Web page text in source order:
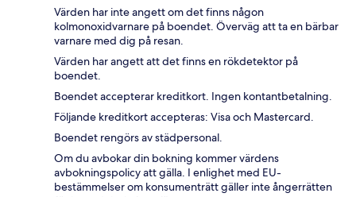
Värden har inte angett om det finns någon
kolmonoxidvarnare på boendet. Överväg att ta en bärbar
varnare med dig på resan.
Värden har angett att det finns en rökdetektor på
boendet.
Boendet accepterar kreditkort. Ingen kontantbetalning.
Följande kreditkort accepteras: Visa och Mastercard.
Boendet rengörs av städpersonal.
Om du avbokar din bokning kommer värdens
avbokningspolicy att gälla. I enlighet med EU-
bestämmelser om konsumenträtt gäller inte ångerrätten